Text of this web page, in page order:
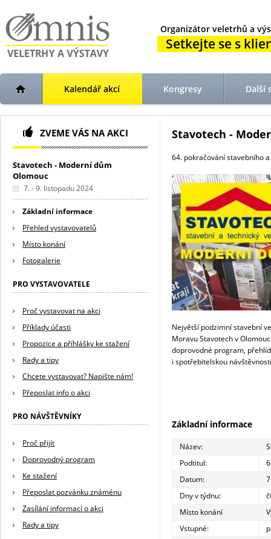
Organizátor veletrhů a
Setkejte se s
Kalendář akcí Kongresy Další
Stavotech -
64. pokračování stavebního
Největší podzimní stavební
Moravu Stavotech v
doprovodné program,
i spotřebitelskou
Základní informace
Název:
Podtitul:
Datum:
Dny v týdnu:
Místo konání
Vstupné:
ZVEME VÁS NA AKCI
Stavotech - Moderní dům
Olomouc
7. - 9. listopadu 2024
Základní informace
Přehled vystavovatelů
Místo konání
Fotogalerie
PRO VYSTAVOVATELE
Proč vystavovat na akci
Příklady účasti
Propozice a příhlášky ke stažení
Rady a tipy
Chcete vystavovat? Napište nám!
Přeposlat info o akci
PRO NÁVŠTĚVNÍKY
Proč přijít
Doprovodný program
Ke stažení
Přeposlat pozvánku známénu
Zasílání informací o akci
Rady a tipy